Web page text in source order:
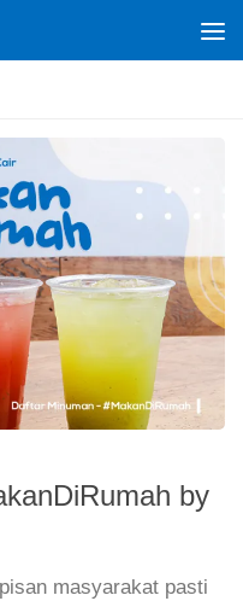
by
masyarakat pasti